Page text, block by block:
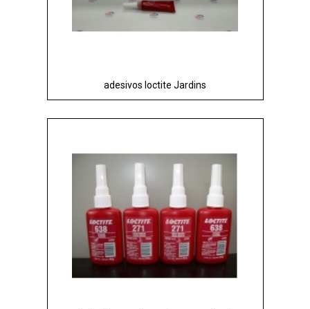
adesivos loctite Jardins